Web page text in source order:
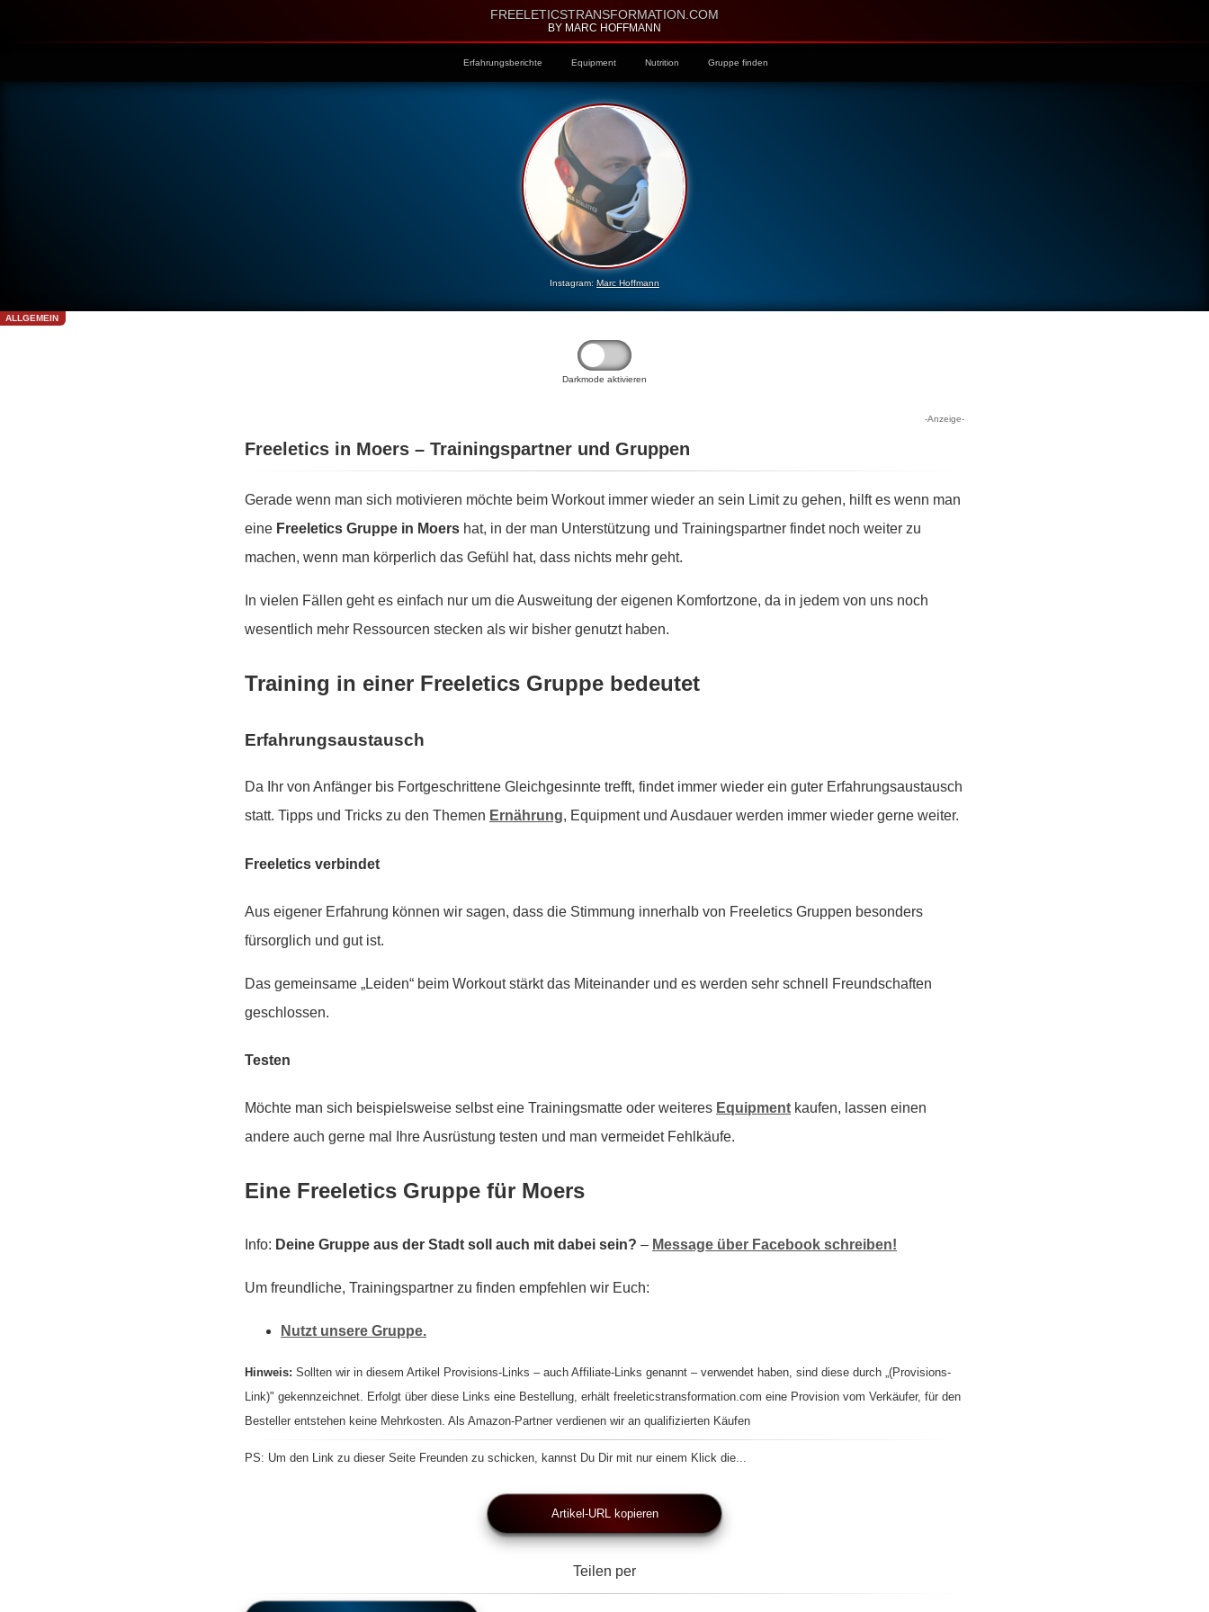
FREELETICSTRANSFORMATION.COM
BY MARC HOFFMANN
Erfahrungsberichte Equipment Nutrition Gruppe finden
Instagram: Marc Hoffmann
ALLGEMEIN
Darkmode aktivieren
-Anzeige-
Freeletics in Moers – Trainingspartner und Gruppen
Gerade wenn man sich motivieren möchte beim Workout immer wieder an sein Limit zu gehen, hilft es wenn man
eine Freeletics Gruppe in Moers hat, in der man Unterstützung und Trainingspartner findet noch weiter zu
machen, wenn man körperlich das Gefühl hat, dass nichts mehr geht.
In vielen Fällen geht es einfach nur um die Ausweitung der eigenen Komfortzone, da in jedem von uns noch
wesentlich mehr Ressourcen stecken als wir bisher genutzt haben.
Training in einer Freeletics Gruppe bedeutet
Erfahrungsaustausch
Da Ihr von Anfänger bis Fortgeschrittene Gleichgesinnte trefft, findet immer wieder ein guter Erfahrungsaustausch
statt. Tipps und Tricks zu den Themen Ernährung, Equipment und Ausdauer werden immer wieder gerne weiter.
Freeletics verbindet
Aus eigener Erfahrung können wir sagen, dass die Stimmung innerhalb von Freeletics Gruppen besonders
fürsorglich und gut ist.
Das gemeinsame „Leiden“ beim Workout stärkt das Miteinander und es werden sehr schnell Freundschaften
geschlossen.
Testen
Möchte man sich beispielsweise selbst eine Trainingsmatte oder weiteres Equipment kaufen, lassen einen
andere auch gerne mal Ihre Ausrüstung testen und man vermeidet Fehlkäufe.
Eine Freeletics Gruppe für Moers
Info: Deine Gruppe aus der Stadt soll auch mit dabei sein? – Message über Facebook schreiben!
Um freundliche, Trainingspartner zu finden empfehlen wir Euch:
Nutzt unsere Gruppe.
Hinweis: Sollten wir in diesem Artikel Provisions-Links – auch Affiliate-Links genannt – verwendet haben, sind diese durch „(Provisions-
Link)" gekennzeichnet. Erfolgt über diese Links eine Bestellung, erhält freeleticstransformation.com eine Provision vom Verkäufer, für den
Besteller entstehen keine Mehrkosten. Als Amazon-Partner verdienen wir an qualifizierten Käufen
PS: Um den Link zu dieser Seite Freunden zu schicken, kannst Du Dir mit nur einem Klick die...
Artikel-URL kopieren
Teilen per